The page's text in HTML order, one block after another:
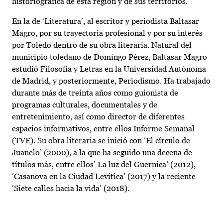
En la de ‘Literatura’, al escritor y periodista Baltasar
Magro, por su trayectoria profesional y por su interés
por Toledo dentro de su obra literaria. Natural del
municipio toledano de Domingo Pérez, Baltasar Magro
estudió Filosofía y Letras en la Universidad Autónoma
de Madrid, y posteriormente, Periodismo. Ha trabajado
durante más de treinta años como guionista de
programas culturales, documentales y de
entretenimiento, así como director de diferentes
espacios informativos, entre ellos Informe Semanal
(TVE). Su obra literaria se inició con ‘El círculo de
Juanelo’ (2000), a la que ha seguido una decena de
títulos más, entre ellos’ La luz del Guernica’ (2012),
‘Casanova en la Ciudad Levítica’ (2017) y la reciente
‘Siete calles hacia la vida’ (2018).